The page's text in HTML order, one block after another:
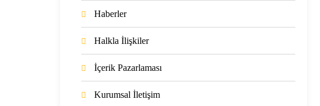
Haberler
Halkla İlişkiler
İçerik Pazarlaması
Kurumsal İletişim